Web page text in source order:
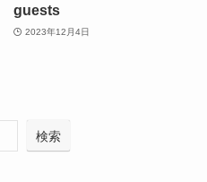
guests
2023年12月4日
検索